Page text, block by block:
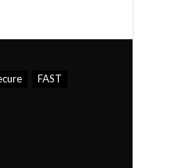
FAST